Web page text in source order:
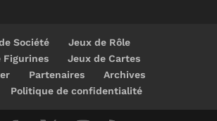
Société
Jeux de Rôle
Figurines
Jeux de Cartes
Partenaires
Archives
Politique de confidentialité